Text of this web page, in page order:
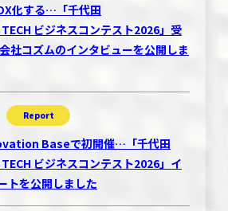
化する…「千代田
ビジネスコンテスト2026」受
社コズムのインタビューを公開しま
Report
Baseで初開催…「千代田
ビジネスコンテスト2026」イ
トを公開しました